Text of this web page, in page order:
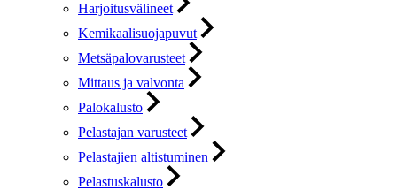
Harjoitusvälineet
Kemikaalisuojapuvut
Metsäpalovarusteet
Mittaus ja valvonta
Palokalusto
Pelastajan varusteet
Pelastajien altistuminen
Pelastuskalusto